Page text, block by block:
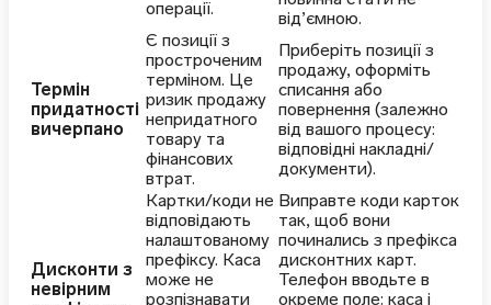
операції.
від’ємною.
Термін
придатності
вичерпано
Є позиції з
простроченим
терміном. Це
ризик продажу
непридатного
товару та
фінансових
втрат.
Приберіть позиції з
продажу, оформіть
списання або
повернення (залежно
від вашого процесу:
відповідні накладні/
документи).
Дисконти з
невірним
Картки/коди не
відповідають
налаштованому
префіксу. Каса
може не
розпізнавати
Виправте коди карток
так, щоб вони
починались з префікса
дисконтних карт.
Телефон вводьте в
окреме поле: каса і